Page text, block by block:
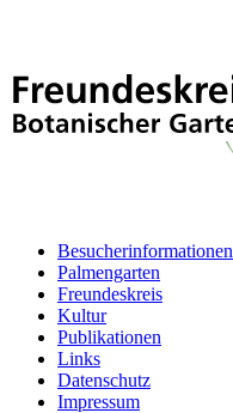
Besucherinformationen
Palmengarten
Freundeskreis
Kultur
Publikationen
Links
Datenschutz
Impressum